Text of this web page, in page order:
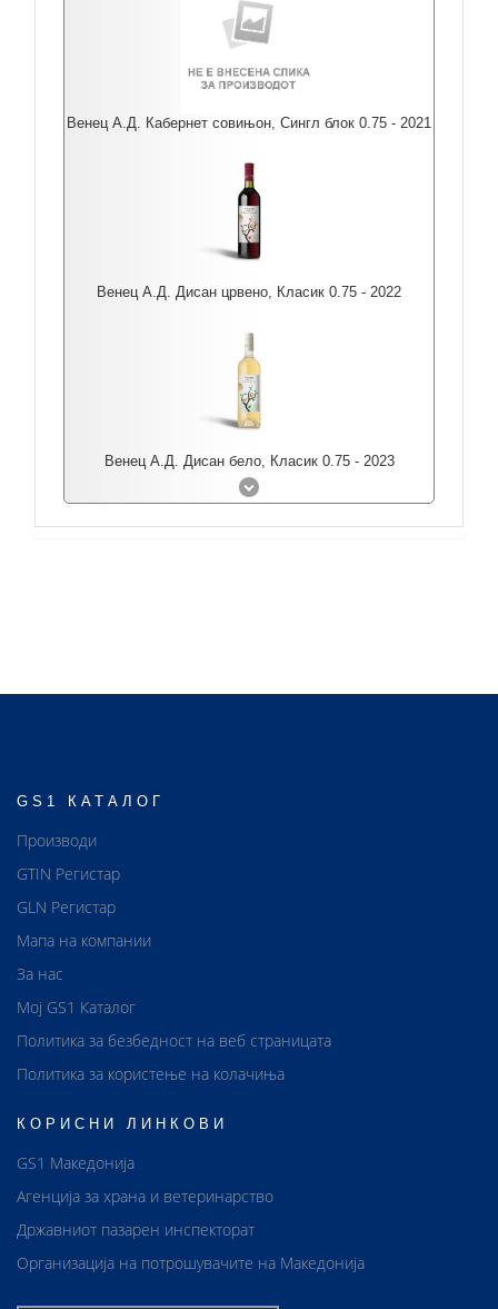
Венец А.Д. Кабернет совињон, Сингл блок 0.75 - 2021
Венец А.Д. Дисан црвено, Класик 0.75 - 2022
Венец А.Д. Дисан бело, Класик 0.75 - 2023
GS1 КАТАЛОГ
Производи
GTIN Регистар
GLN Регистар
Мапа на компании
За нас
Мој GS1 Каталог
Политика за безбедност на веб страницата
Политика за користење на колачиња
КОРИСНИ ЛИНКОВИ
GS1 Македонија
Агенција за храна и ветеринарство
Државниот пазарен инспекторат
Организација на потрошувачите на Македонија